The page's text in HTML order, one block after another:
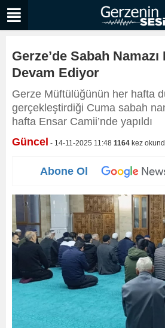
Gerze’de Sabah
Devam Ediyor
Gerze Müftülüğünün her hafta
gerçekleştirdiği Cuma sabah
hafta Ensar Camii’nde yapıldı
Güncel - 14-11-2025 11:48 1164 kez
Abone Ol